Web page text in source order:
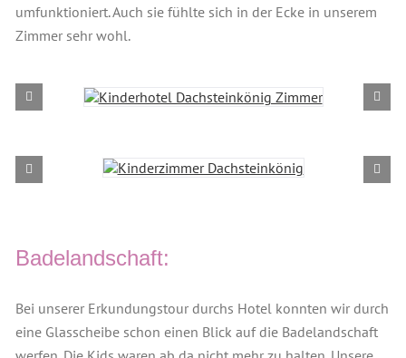
umfunktioniert. Auch sie fühlte sich in der Ecke in unserem
Zimmer sehr wohl.
Badelandschaft:
Bei unserer Erkundungstour durchs Hotel konnten wir durch
eine Glasscheibe schon einen Blick auf die Badelandschaft